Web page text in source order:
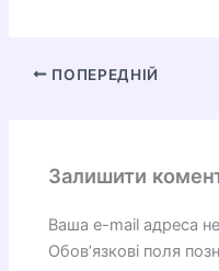
ПОПЕРЕДНІЙ
Залишити
Ваша e-mail адреса
Обов’язкові поля